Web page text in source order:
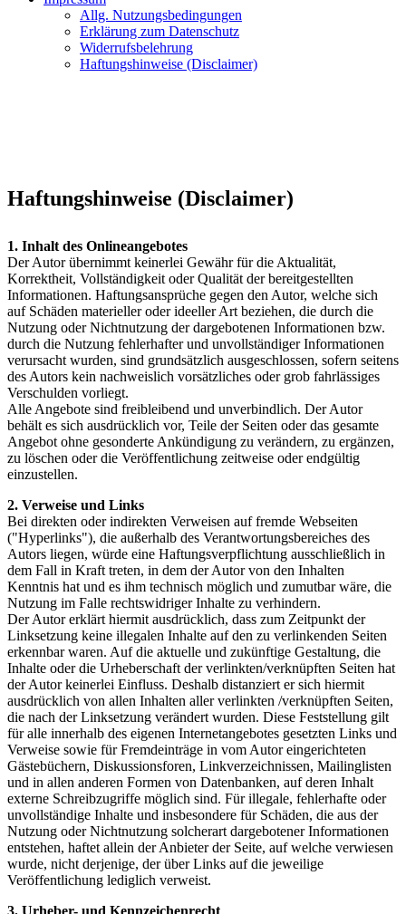
Allg. Nutzungsbedingungen
Erklärung zum Datenschutz
Widerrufsbelehrung
Haftungshinweise (Disclaimer)
Haftungshinweise (Disclaimer)
1. Inhalt des Onlineangebotes
Der Autor übernimmt keinerlei Gewähr für die Aktualität,
Korrektheit, Vollständigkeit oder Qualität der bereitgestellten
Informationen. Haftungsansprüche gegen den Autor, welche sich
auf Schäden materieller oder ideeller Art beziehen, die durch die
Nutzung oder Nichtnutzung der dargebotenen Informationen bzw.
durch die Nutzung fehlerhafter und unvollständiger Informationen
verursacht wurden, sind grundsätzlich ausgeschlossen, sofern seitens
des Autors kein nachweislich vorsätzliches oder grob fahrlässiges
Verschulden vorliegt.
Alle Angebote sind freibleibend und unverbindlich. Der Autor
behält es sich ausdrücklich vor, Teile der Seiten oder das gesamte
Angebot ohne gesonderte Ankündigung zu verändern, zu ergänzen,
zu löschen oder die Veröffentlichung zeitweise oder endgültig
einzustellen.
2. Verweise und Links
Bei direkten oder indirekten Verweisen auf fremde Webseiten
("Hyperlinks"), die außerhalb des Verantwortungsbereiches des
Autors liegen, würde eine Haftungsverpflichtung ausschließlich in
dem Fall in Kraft treten, in dem der Autor von den Inhalten
Kenntnis hat und es ihm technisch möglich und zumutbar wäre, die
Nutzung im Falle rechtswidriger Inhalte zu verhindern.
Der Autor erklärt hiermit ausdrücklich, dass zum Zeitpunkt der
Linksetzung keine illegalen Inhalte auf den zu verlinkenden Seiten
erkennbar waren. Auf die aktuelle und zukünftige Gestaltung, die
Inhalte oder die Urheberschaft der verlinkten/verknüpften Seiten hat
der Autor keinerlei Einfluss. Deshalb distanziert er sich hiermit
ausdrücklich von allen Inhalten aller verlinkten /verknüpften Seiten,
die nach der Linksetzung verändert wurden. Diese Feststellung gilt
für alle innerhalb des eigenen Internetangebotes gesetzten Links und
Verweise sowie für Fremdeinträge in vom Autor eingerichteten
Gästebüchern, Diskussionsforen, Linkverzeichnissen, Mailinglisten
und in allen anderen Formen von Datenbanken, auf deren Inhalt
externe Schreibzugriffe möglich sind. Für illegale, fehlerhafte oder
unvollständige Inhalte und insbesondere für Schäden, die aus der
Nutzung oder Nichtnutzung solcherart dargebotener Informationen
entstehen, haftet allein der Anbieter der Seite, auf welche verwiesen
wurde, nicht derjenige, der über Links auf die jeweilige
Veröffentlichung lediglich verweist.
3. Urheber- und Kennzeichenrecht